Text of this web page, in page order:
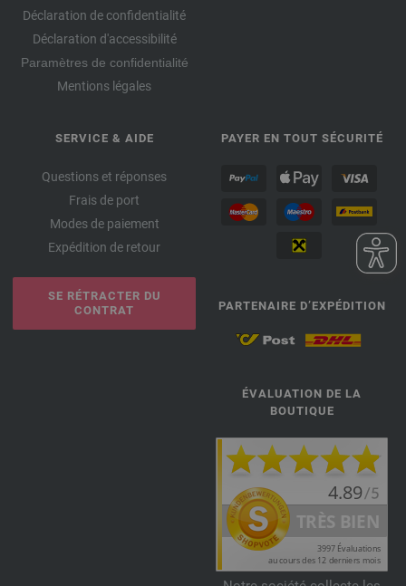
Déclaration de confidentialité
Déclaration d'accessibilité
Paramètres de confidentialité
Mentions légales
SERVICE & AIDE
Questions et réponses
Frais de port
Modes de paiement
Expédition de retour
SE RÉTRACTER DU
CONTRAT
PAYER EN TOUT SÉCURITÉ
PARTENAIRE D’EXPÉDITION
ÉVALUATION DE LA
BOUTIQUE